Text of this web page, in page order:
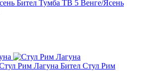
Бител Тумба ТВ 5 Венге/Ясень
Бител Стул Рим